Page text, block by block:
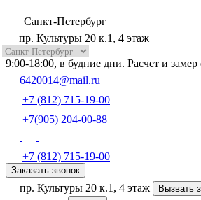
Санкт-Петербург
пр. Культуры 20 к.1, 4 этаж
9:00-18:00, в будние дни. Расчет и
6420014@mail.ru
+7 (812) 715-19-00
+7(905) 204-00-88
+7 (812) 715-19-00
Заказать звонок
пр. Культуры 20 к.1, 4 этаж Вызвать